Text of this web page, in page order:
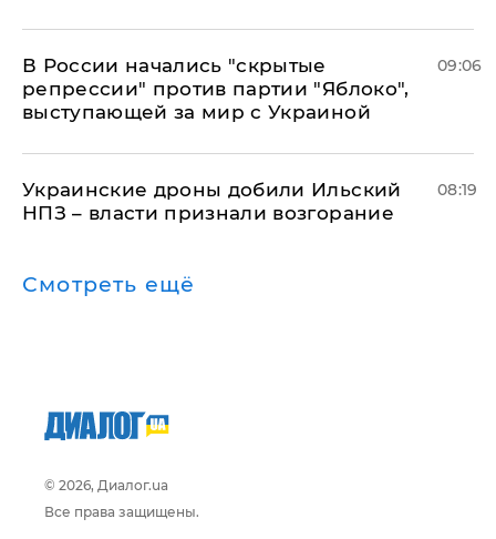
В России начались "скрытые
репрессии" против партии "Яблоко",
выступающей за мир с Украиной
09:06
Украинские дроны добили Ильский
НПЗ – власти признали возгорание
08:19
Смотреть ещё
© 2026, Диалог.ua
Все права защищены.